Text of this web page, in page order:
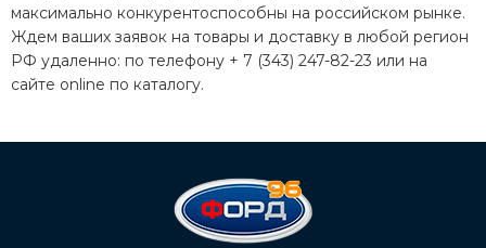
максимально конкурентоспособны на российском рынке.
Ждем ваших заявок на товары и доставку в любой регион
РФ удаленно: по телефону + 7 (343) 247-82-23 или на
сайте online по каталогу.